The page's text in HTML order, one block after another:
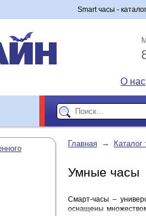
Smart часы -
О нас
Главная → Каталог
Умные часы
Смарт-часы –
оснащены